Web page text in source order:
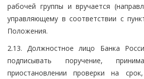
рабочей группы и вручается
управляющему в соответствии с
Положения.
2.13. Должностное лицо Банка
подписывать поручение,
приостановлении проверки на